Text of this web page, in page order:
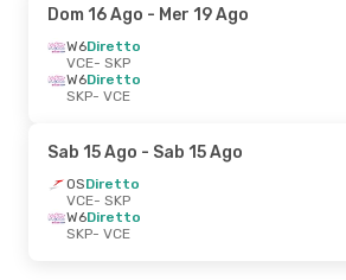
Dom 16 Ago - Mer 19 Ago
W6Diretto
VCE- SKP
W6Diretto
SKP- VCE
Sab 15 Ago - Sab 15 Ago
OSDiretto
VCE- SKP
W6Diretto
SKP- VCE